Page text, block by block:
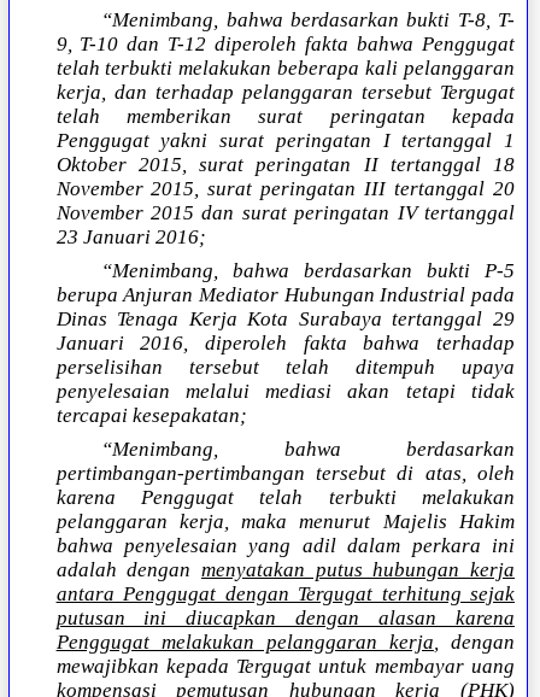
“Menimbang, bahwa berdasarkan bukti T-8, T-
9, T-10 dan T-12 diperoleh fakta bahwa Penggugat
telah terbukti melakukan beberapa kali pelanggaran
kerja, dan terhadap pelanggaran tersebut Tergugat
telah memberikan surat peringatan kepada
Penggugat yakni surat peringatan I tertanggal 1
Oktober 2015, surat peringatan II tertanggal 18
November 2015, surat peringatan III tertanggal 20
November 2015 dan surat peringatan IV tertanggal
23 Januari 2016;
“Menimbang, bahwa berdasarkan bukti P-5
berupa Anjuran Mediator Hubungan Industrial pada
Dinas Tenaga Kerja Kota Surabaya tertanggal 29
Januari 2016, diperoleh fakta bahwa terhadap
perselisihan tersebut telah ditempuh upaya
penyelesaian melalui mediasi akan tetapi tidak
tercapai kesepakatan;
“Menimbang, bahwa berdasarkan
pertimbangan-pertimbangan tersebut di atas, oleh
karena Penggugat telah terbukti melakukan
pelanggaran kerja, maka menurut Majelis Hakim
bahwa penyelesaian yang adil dalam perkara ini
adalah dengan menyatakan putus hubungan kerja
antara Penggugat dengan Tergugat terhitung sejak
putusan ini diucapkan dengan alasan karena
Penggugat melakukan pelanggaran kerja, dengan
mewajibkan kepada Tergugat untuk membayar uang
kompensasi pemutusan hubungan kerja (PHK)